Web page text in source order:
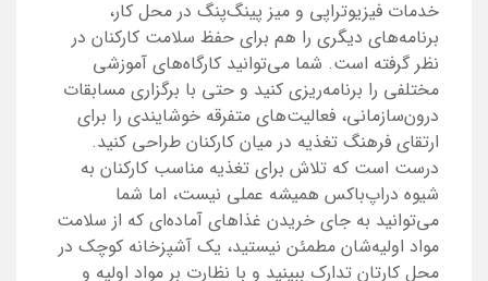
خدمات فیزیوتراپی و میز پینگ‌پنگ در محل کار،
برنامه‌های دیگری را هم برای حفظ سلامت کارکنان در
نظر گرفته است. شما می‌توانید کارگاه‌های آموزشی
مختلفی را برنامه‌ریزی کنید و حتی با برگزاری مسابقات
درون‌سازمانی، فعالیت‌های متفرقه خوشایندی را برای
ارتقای فرهنگ تغذیه در میان کارکنان طراحی کنید.
درست است که تلاش برای تغذیه مناسب کارکنان به
شیوه دراپ‌باکس همیشه عملی نیست، اما شما
می‌توانید به جای خریدن غذاهای آماده‌ای که از سلامت
مواد اولیه‌شان مطمئن نیستید، یک آشپزخانه کوچک در
محل کارتان تدارک ببینید و با نظارت بر مواد اولیه و